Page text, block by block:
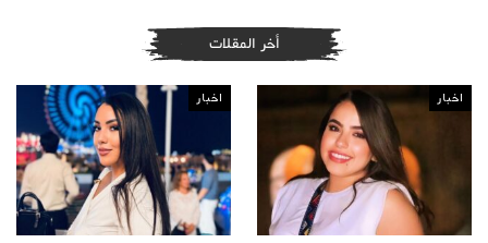
أخر المقلات
اخبار اخبار